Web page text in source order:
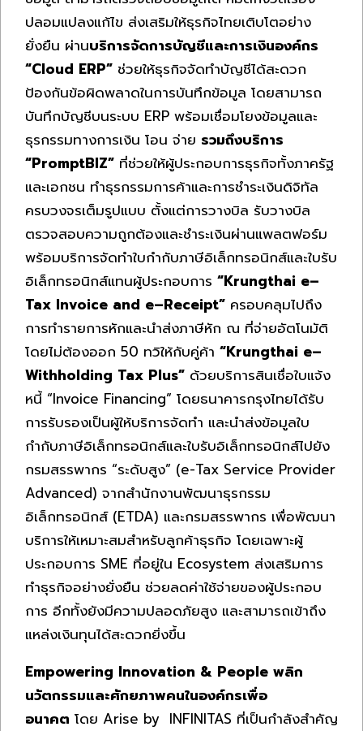
ปลอมแปลงแก้ไข ส่งเสริมให้ธุรกิจไทยเติบโตอย่าง
ยั่งยืน ผ่านบริการจัดการบัญชีและการเงินองค์กร
“Cloud ERP” ช่วยให้ธุรกิจจัดทำบัญชีได้สะดวก
ป้องกันข้อผิดพลาดในการบันทึกข้อมูล โดยสามารถ
บันทึกบัญชีบนระบบ ERP พร้อมเชื่อมโยงข้อมูลและ
ธุรกรรมทางการเงิน โอน จ่าย รวมถึงบริการ
“PromptBIZ” ที่ช่วยให้ผู้ประกอบการธุรกิจทั้งภาครัฐ
และเอกชน ทำธุรกรรมการค้าและการชำระเงินดิจิทัล
ครบวงจรเต็มรูปแบบ ตั้งแต่การวางบิล รับวางบิล
ตรวจสอบความถูกต้องและชำระเงินผ่านแพลตฟอร์ม
พร้อมบริการจัดทำใบกำกับภาษีอิเล็กทรอนิกส์และใบรับ
อิเล็กทรอนิกส์แทนผู้ประกอบการ “Krungthai e–
Tax Invoice and e–Receipt” ครอบคลุมไปถึง
การทำรายการหักและนำส่งภาษีหัก ณ ที่จ่ายอัตโนมัติ
โดยไม่ต้องออก 50 ทวิให้กับคู่ค้า “Krungthai e–
Withholding Tax Plus” ด้วยบริการสินเชื่อใบแจ้ง
หนี้ “Invoice Financing” โดยธนาคารกรุงไทยได้รับ
การรับรองเป็นผู้ให้บริการจัดทำ และนำส่งข้อมูลใบ
กำกับภาษีอิเล็กทรอนิกส์และใบรับอิเล็กทรอนิกส์ไปยัง
กรมสรรพากร “ระดับสูง” (e-Tax Service Provider
Advanced) จากสำนักงานพัฒนาธุรกรรม
อิเล็กทรอนิกส์ (ETDA) และกรมสรรพากร เพื่อพัฒนา
บริการให้เหมาะสมสำหรับลูกค้าธุรกิจ โดยเฉพาะผู้
ประกอบการ SME ที่อยู่ใน Ecosystem ส่งเสริมการ
ทำธุรกิจอย่างยั่งยืน ช่วยลดค่าใช้จ่ายของผู้ประกอบ
การ อีกทั้งยังมีความปลอดภัยสูง และสามารถเข้าถึง
แหล่งเงินทุนได้สะดวกยิ่งขึ้น
Empowering Innovation & People พลิก
นวัตกรรมและศักยภาพคนในองค์กรเพื่อ
อนาคต โดย Arise by INFINITAS ที่เป็นกำลังสำคัญ